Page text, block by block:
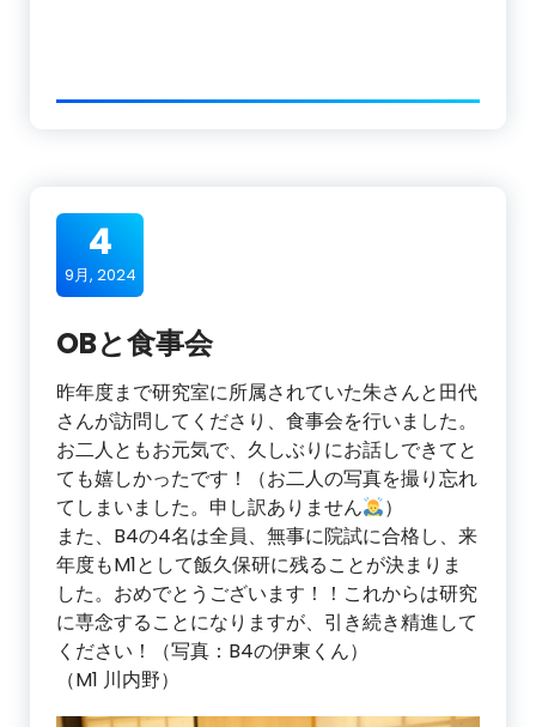
4
9月, 2024
OBと食事会
昨年度まで研究室に所属されていた朱さんと田代
さんが訪問してくださり、食事会を行いました。
お二人ともお元気で、久しぶりにお話しできてと
ても嬉しかったです！（お二人の写真を撮り忘れ
てしまいました。申し訳ありません
）
また、B4の4名は全員、無事に院試に合格し、来
年度もM1として飯久保研に残ることが決まりま
した。おめでとうございます！！これからは研究
に専念することになりますが、引き続き精進して
ください！（写真：B4の伊東くん）
（M1 川内野）